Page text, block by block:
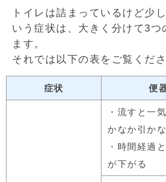
トイレは詰まっているけど少
いう症状は、大きく分けて3つ
ます。
それでは以下の表をご覧くださ
症状 便
・流すと一
かなか引か
・時間経過
が下がる